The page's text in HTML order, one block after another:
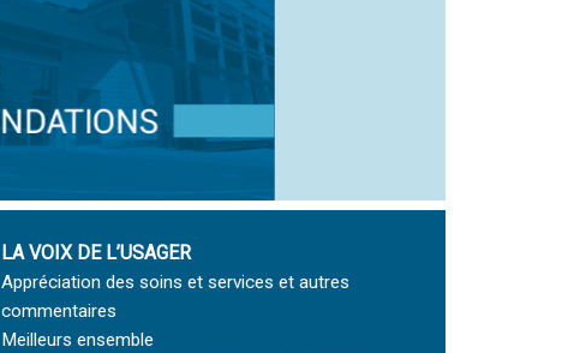
LA VOIX DE L’USAGER
Appréciation des soins et services et autres
commentaires
Meilleurs ensemble